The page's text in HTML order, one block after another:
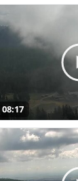
08:17